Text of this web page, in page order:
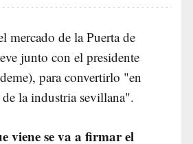
mercado de la Puerta de
junto con el presidente
para convertirlo "en
la industria sevillana".
viene se va a firmar el